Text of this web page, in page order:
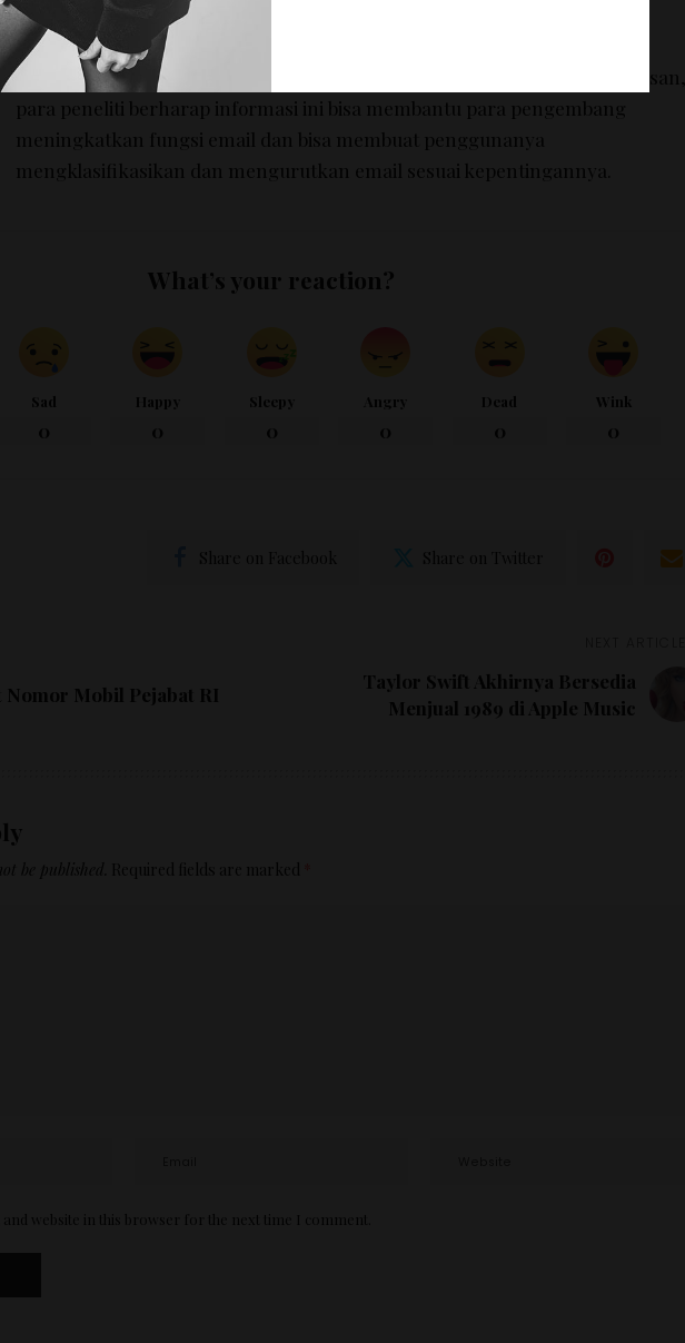
sedangkan komputer bisa sampai 60 kata.
Selain membantu memprediksi seberapa lama kita harus menunggu balasan,
para peneliti berharap informasi ini bisa membantu para pengembang
meningkatkan fungsi email dan bisa membuat penggunanya
mengklasifikasikan dan mengurutkan email sesuai kepentingannya.
What’s your reaction?
Sad Happy Sleepy Angry Dead Wink
Nomor Mobil Pejabat RI
Taylor Swift Akhirnya Bersedia
Menjual 1989 di Apple Music
be published. Required fields are marked
and website in this browser for the next time I comment.